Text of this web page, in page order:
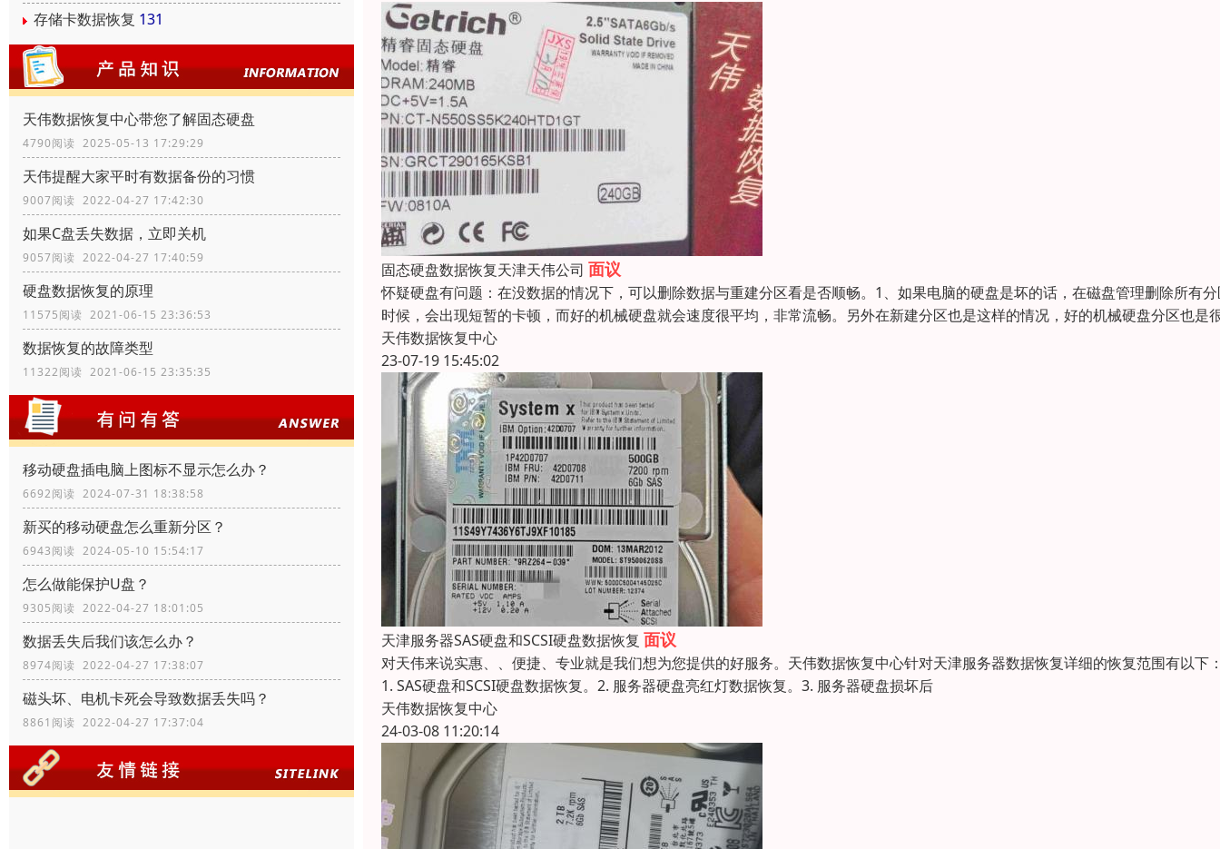
存储卡数据恢复 131
天伟数据恢复中心带您了解固态硬盘
4790阅读 2025-05-13 17:29:29
天伟提醒大家平时有数据备份的习惯
9007阅读 2022-04-27 17:42:30
如果C盘丢失数据，立即关机
9057阅读 2022-04-27 17:40:59
硬盘数据恢复的原理
11575阅读 2021-06-15 23:36:53
数据恢复的故障类型
11322阅读 2021-06-15 23:35:35
移动硬盘插电脑上图标不显示怎么办？
6692阅读 2024-07-31 18:38:58
新买的移动硬盘怎么重新分区？
6943阅读 2024-05-10 15:54:17
怎么做能保护U盘？
9305阅读 2022-04-27 18:01:05
数据丢失后我们该怎么办？
8974阅读 2022-04-27 17:38:07
磁头坏、电机卡死会导致数据丢失吗？
8861阅读 2022-04-27 17:37:04
固态硬盘数据恢复天津天伟公司 面议
怀疑硬盘有问题：在没数据的情况下，可以删除数据与重建分区看是否顺畅。1、如果电脑的硬盘是坏的话，在磁盘管理删除所有
时候，会出现短暂的卡顿，而好的机械硬盘就会速度很平均，非常流畅。另外在新建分区也是这样的情况，好的机械硬盘分区也是
天伟数据恢复中心
23-07-19 15:45:02
天津服务器SAS硬盘和SCSI硬盘数据恢复 面议
对天伟来说实惠、、便捷、专业就是我们想为您提供的好服务。天伟数据恢复中心针对天津服务器数据恢复详细的恢复范围有以下
1. SAS硬盘和SCSI硬盘数据恢复。2. 服务器硬盘亮红灯数据恢复。3. 服务器硬盘损坏后
天伟数据恢复中心
24-03-08 11:20:14